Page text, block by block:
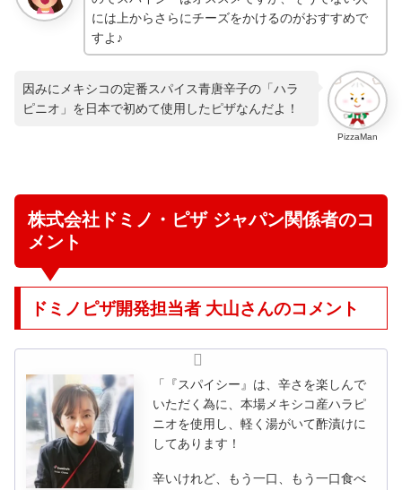
には上からさらにチーズをかけるのがおすすめで
すよ♪
PizzaMan
因みにメキシコの定番スパイス青唐辛子の「ハラ
ピニオ」を日本で初めて使用したピザなんだよ！
株式会社ドミノ・ピザ ジャパン関係者のコ
メント
ドミノピザ開発担当者 大山さんのコメント
「『スパイシー』は、辛さを楽しんで
いただく為に、本場メキシコ産ハラピ
ニオを使用し、軽く湯がいて酢漬けに
してあります！
辛いけれど、もう一口、もう一口食べ